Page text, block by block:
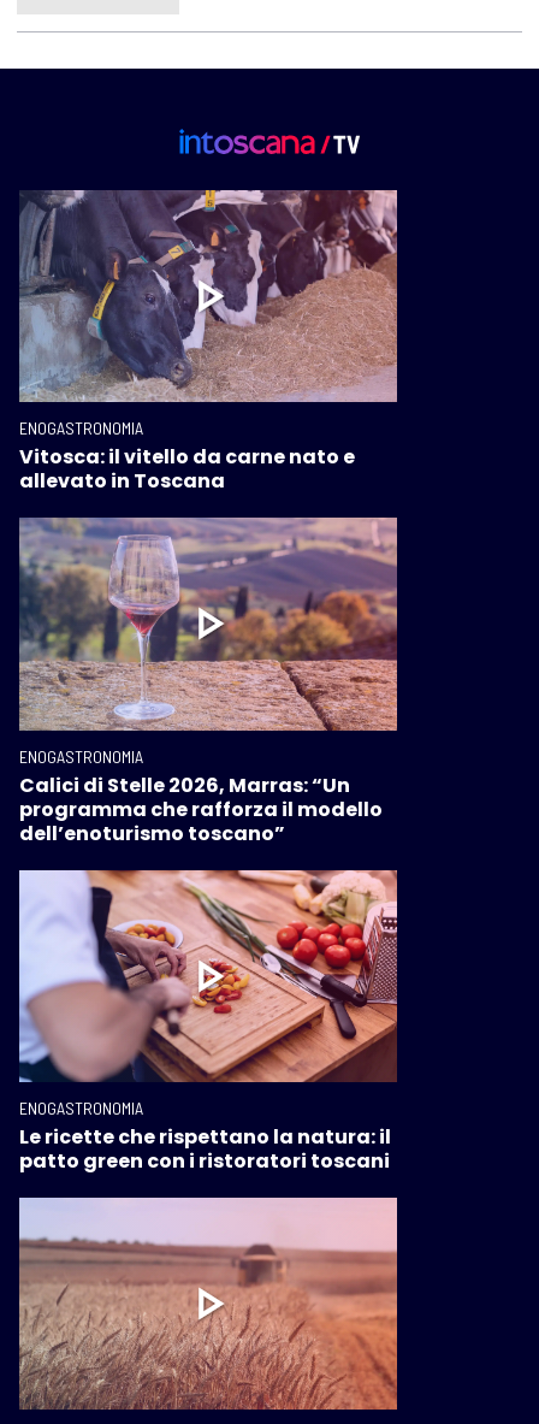
ENOGASTRONOMIA
Vitosca: il vitello da carne nato e
allevato in Toscana
ENOGASTRONOMIA
Calici di Stelle 2026, Marras: “Un
programma che rafforza il modello
dell’enoturismo toscano”
ENOGASTRONOMIA
Le ricette che rispettano la natura: il
patto green con i ristoratori toscani